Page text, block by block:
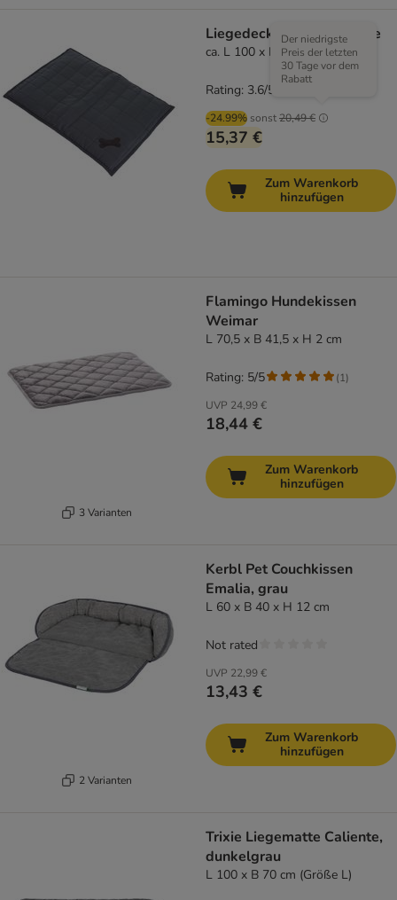
Liegedecke Freedom Bone
ca. L 100 x B 70 x H 4 cm
-24.99% sonst20,49 €
Der niedrigste
Preis der letzten
30 Tage vor dem
Rabatt
15,37 €
Rating: 3.6/5
Zum Warenkorb
hinzufügen
3 Varianten
Flamingo Hundekissen
Weimar
L 70,5 x B 41,5 x H 2 cm
UVP 24,99 €
18,44 €
Rating: 5/5 (1)
Zum Warenkorb
hinzufügen
2 Varianten
Kerbl Pet Couchkissen
Emalia, grau
L 60 x B 40 x H 12 cm
UVP 22,99 €
13,43 €
Not rated
Zum Warenkorb
hinzufügen
Trixie Liegematte Caliente,
dunkelgrau
L 100 x B 70 cm (Größe L)